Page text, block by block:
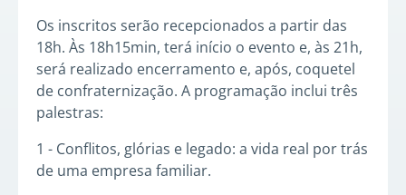
Os inscritos serão recepcionados a partir das
18h. Às 18h15min, terá início o evento e, às 21h,
será realizado encerramento e, após, coquetel
de confraternização. A programação inclui três
palestras:
1 - Conflitos, glórias e legado: a vida real por trás
de uma empresa familiar.